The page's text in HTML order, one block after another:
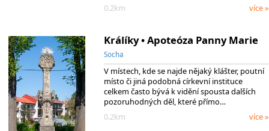
0.2km
více »
Králíky • Apoteóza Panny Marie
Socha
V místech, kde se najde nějaký klášter, poutní
místo či jiná podobná církevní instituce
celkem často bývá k vidění spousta dalších
pozoruhodných děl, které přímo…
0.2km
více »